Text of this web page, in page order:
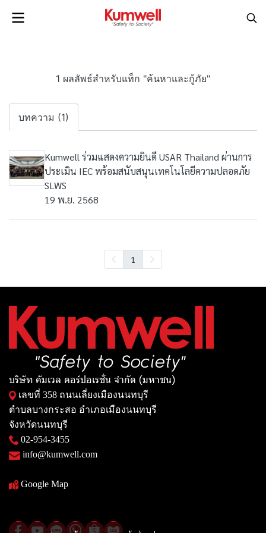
1 ผลลัพธ์สำหรับแท็ก "ค้นหาและกู้ภัย"
บทความ (1)
Kumwell ร่วมแสดงความยินดี USAR Thailand ผ่านการ
ประเมิน IEC พร้อมสนับสนุนเทคโนโลยีความปลอดภัย
SLWS
19 พ.ย. 2568
1
บริษัท คัมเวล คอร์ปอเรชั่น จำกัด (มหาชน)
เลขที่ 358 ถนนเลี่ยงเมืองนนทบุรี
ตำบลบางกระสอ อำเภอเมืองนนทบุรี
จังหวัดนนทบุรี
02-954-3455
info@kumwell.com
Google Map